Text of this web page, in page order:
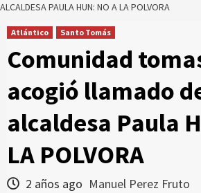
ALCALDESA PAULA HUN: NO A LA POLVORA
Atlántico Santo Tomás
Comunidad
acogió llamado
alcaldesa Paula
LA POLVORA
2 años ago Manuel Perez Fruto